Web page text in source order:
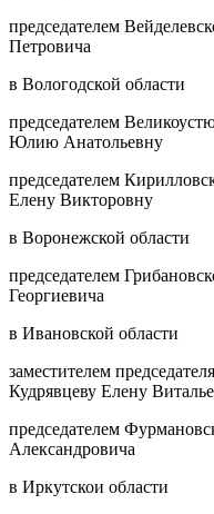
председателем
Петровича
в Вологодской области
председателем
Юлию Анатольевну
председателем
Елену Викторовну
в Воронежской области
председателем
Георгиевича
в Ивановской области
заместителем
Кудрявцеву Елену
председателем
Александровича
в Иркутскои области